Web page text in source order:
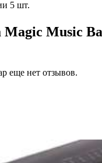
5 шт.
Magic Music
еще нет отзывов.